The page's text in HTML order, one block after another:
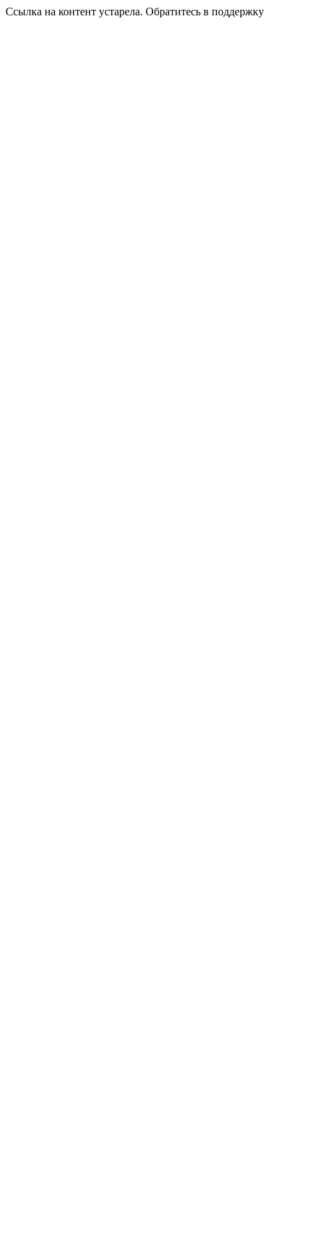
Ссылка на контент устарела. Обратитесь в поддержку